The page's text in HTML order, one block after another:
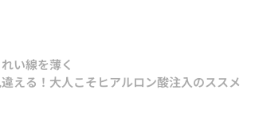
い線を薄く
える！大人こそヒアルロン酸注入のススメ